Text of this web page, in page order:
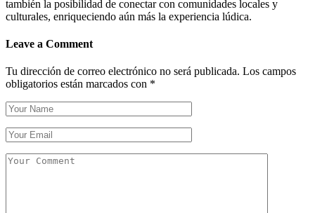
también la posibilidad de conectar con comunidades locales y
culturales, enriqueciendo aún más la experiencia lúdica.
Leave a Comment
Tu dirección de correo electrónico no será publicada. Los campos
obligatorios están marcados con *